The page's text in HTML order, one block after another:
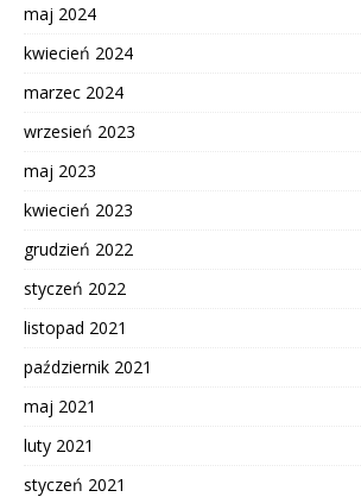
maj 2024
kwiecień 2024
marzec 2024
wrzesień 2023
maj 2023
kwiecień 2023
grudzień 2022
styczeń 2022
listopad 2021
październik 2021
maj 2021
luty 2021
styczeń 2021